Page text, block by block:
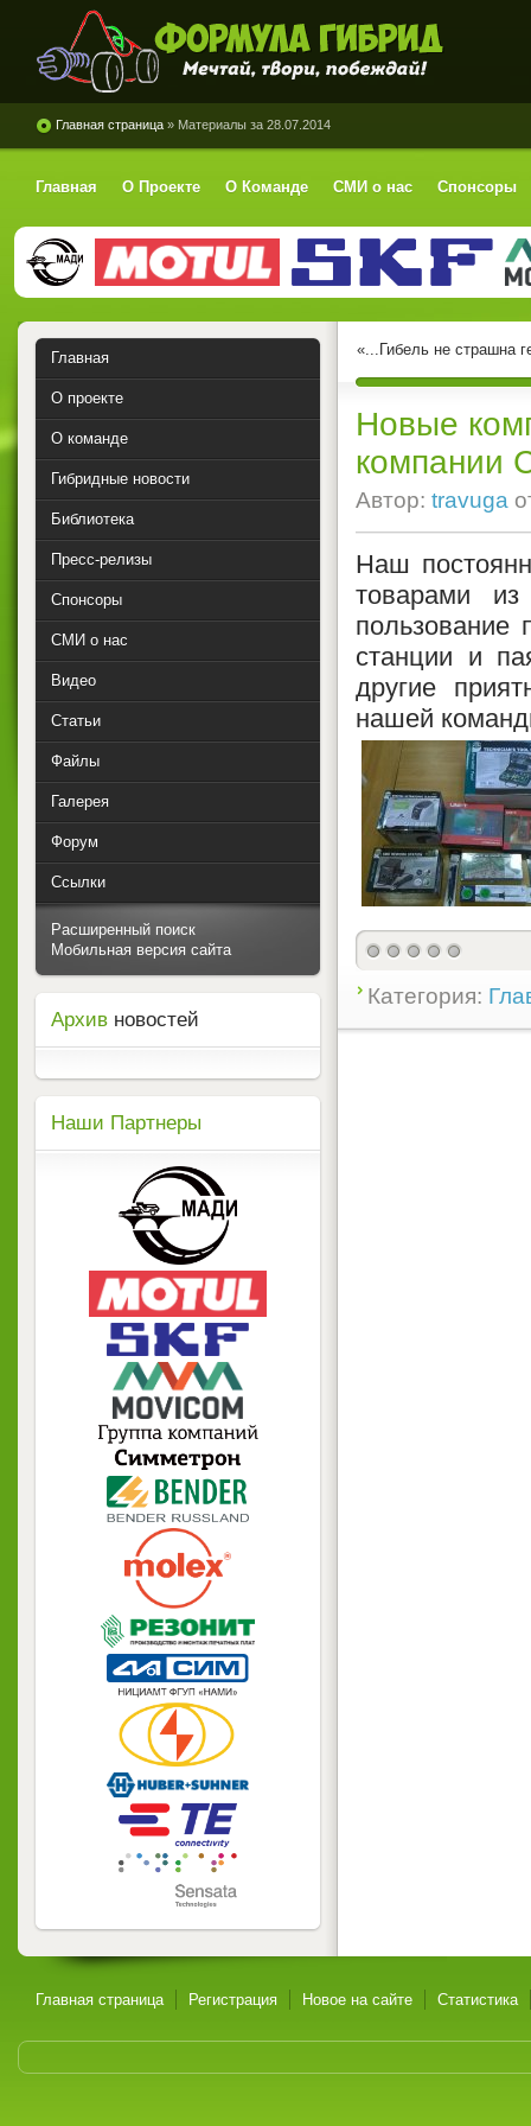
Формула Гибрид
Главная страница » Материалы за 28.07.2014
Главная О Проекте О Команде СМИ о нас Спонсоры
«...Гибель не страшна
Новые
компании
Автор: travuga
Наш
товарами
пользование
станции и
другие
нашей
Категория:
Главная
О проекте
О команде
Гибридные новости
Библиотека
Пресс-релизы
Спонсоры
СМИ о нас
Видео
Статьи
Файлы
Галерея
Форум
Ссылки
Расширенный поиск
Мобильная версия сайта
Архив новостей
Наши Партнеры
Главная страница Регистрация Новое на сайте Статистика